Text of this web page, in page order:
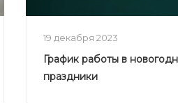
19 декабря 2023
График работы в
праздники